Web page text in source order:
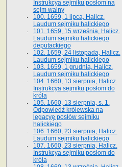
Instrukcya sejmiku posłom na
sejm walny
100. 1659, 1 lipca, Halicz.
Laudum sejmiku halickiego
101. 1659, 15 września, Halicz.
Laudum sejmiku halickiego
deputackiego
102. 1659, 24 listopada, Halicz.
Laudum sejmiku halickiego
103. 1659, 1 grudnia, Halicz.
Laudum sejmiku halickiego
104. 1660, 13 sierpnia, Halicz.
Instrukcya sejmiku posłom do
króla
105. 1660, 13 sierpnia, s. 1.
Odpowiedź królewska na
legacyę posłów sejmiku
halickiego
106. 1660, 23 sierpnia, Halicz.
Laudum sejmiku halickiego
107. 1660, 23 sierpnia, Halicz.
Instrukcya sejmiku posłom do
króla